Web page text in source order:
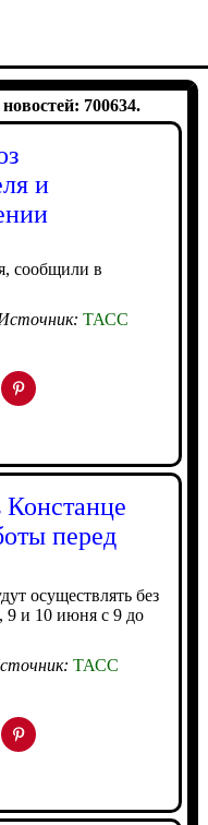
700634.
и
сообщили в
ТАСС
Констанце
перед
осуществлять без
9 и 10 июня с 9 до
ТАСС